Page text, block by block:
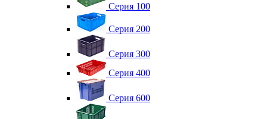
Серия 100
Серия 200
Серия 300
Серия 400
Серия 600